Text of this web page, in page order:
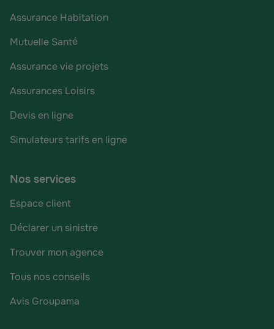
Assurance Habitation
Mutuelle Santé
Assurance vie projets
Assurances Loisirs
Devis en ligne
Simulateurs tarifs en ligne
Nos services
Espace client
Déclarer un sinistre
Trouver mon agence
Tous nos conseils
Avis Groupama